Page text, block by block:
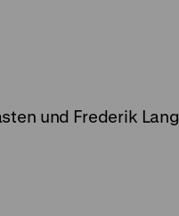
und Frederik Lang